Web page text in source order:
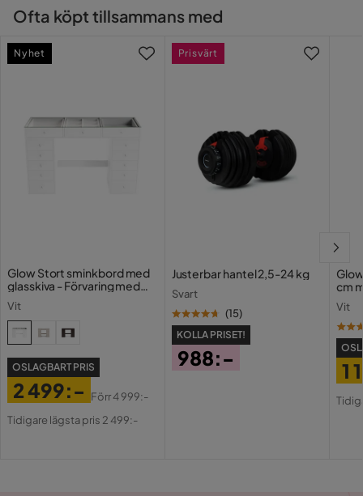
Ofta köpt tillsammans med
Glow Stort sminkbord med
glasskiva - Förvaring med
Vit
OSLAGBART PRIS
Pris
2 499:-
Original
Förr4 999:-
Tidigare lägsta pris 2 499:-
Nyhet
Justerbar hantel 2,5-24 kg
Svart
(15)
KOLLA PRISET!
988:-
Prisvärt
cm
Vit
1